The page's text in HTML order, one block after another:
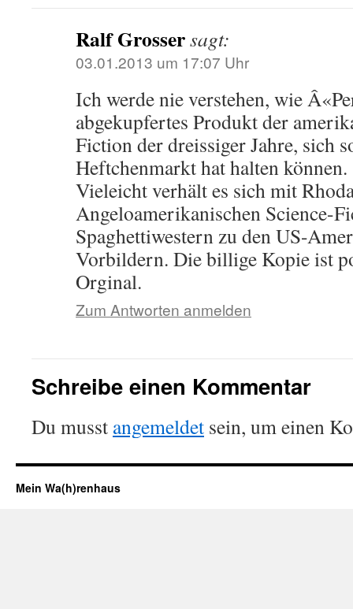
Ralf Grossersagt:
03.01.2013 um 17:07 Uhr
Ich werde nie verstehen, wie
abgekupfertes Produkt der
Fiction der dreissiger Jahre, sich
Heftchenmarkt hat halten können.
Vieleicht verhält es sich mit
Angeloamerikanischen Science-
Spaghettiwestern zu den US-
Vorbildern. Die billige Kopie ist
Orginal.
Zum Antworten anmelden
Schreibe einen Kommentar
Du musst angemeldet sein, um einen
Mein Wa(h)renhaus